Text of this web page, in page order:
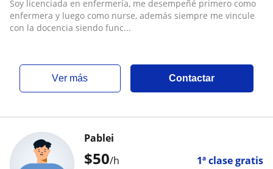
Soy licenciada en enfermería, me desempeñé primero como
enfermera y luego como nurse, además siempre me vincule
con la docencia siendo func...
ver más Contactar
$50/h 1ª clase gratis
Pablei